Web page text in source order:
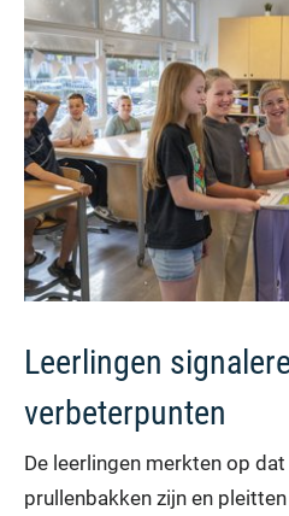
Leerlingen
verbeterpunten
De leerlingen merkten op
prullenbakken zijn en